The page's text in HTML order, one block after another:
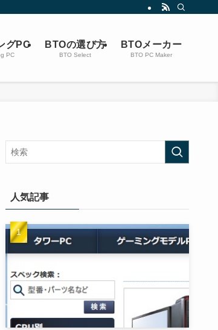
グPC
PC
BTOの選び方
BTO Select
BTOメーカー
BTO PC Maker
人気記事